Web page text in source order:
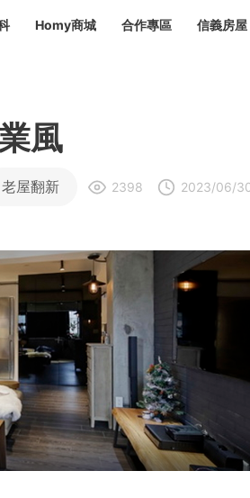
計裝修攻略
洗 整理收納 專業除蟲
具隱形鐵窗油漆塗料
Homy商城 合作專區 信義房屋
風
老屋翻新 2398 2023/06/